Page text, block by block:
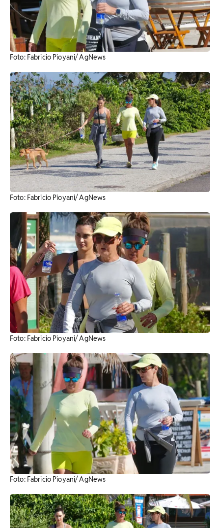
Foto: Fabricio Pioyani/ AgNews
Foto: Fabricio Pioyani/ AgNews
Foto: Fabricio Pioyani/ AgNews
Foto: Fabricio Pioyani/ AgNews